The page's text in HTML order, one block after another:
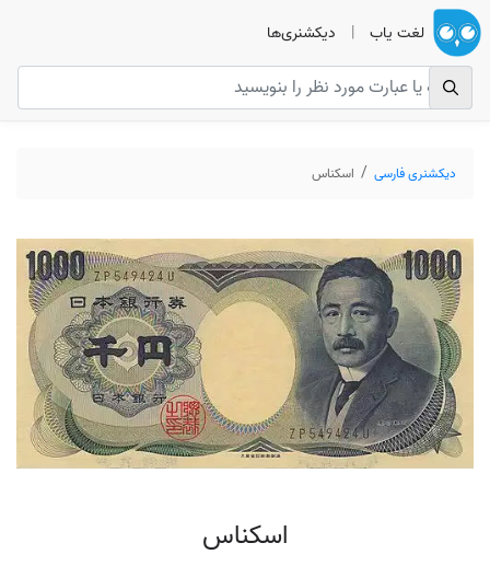
لغت یاب | دیکشنری‌ها
دیکشنری فارسی اسکناس
اسکناس